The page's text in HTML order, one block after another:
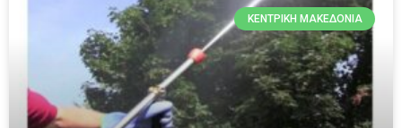
ΚΕΝΤΡΙΚΉ ΜΑΚΕΔΟΝΊΑ